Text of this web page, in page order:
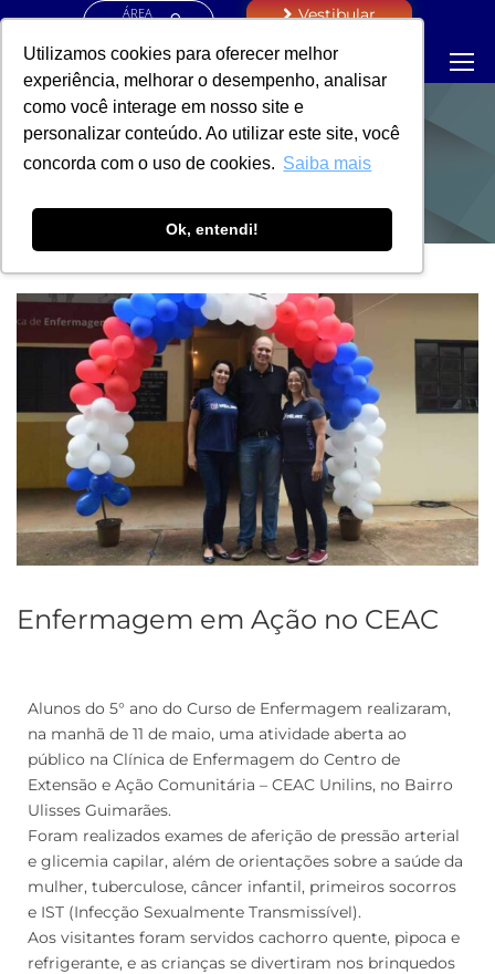
Utilizamos cookies para oferecer melhor
experiência, melhorar o desempenho, analisar
como você interage em nosso site e
personalizar conteúdo. Ao utilizar este site, você
concorda com o uso de cookies. Saiba mais
Ok, entendi!
ÁREA
Vestibular
NOTÍCIAS
Enfermagem em Ação no CEAC
Alunos do 5° ano do Curso de Enfermagem realizaram,
na manhã de 11 de maio, uma atividade aberta ao
público na Clínica de Enfermagem do Centro de
Extensão e Ação Comunitária – CEAC Unilins, no Bairro
Ulisses Guimarães.
Foram realizados exames de aferição de pressão arterial
e glicemia capilar, além de orientações sobre a saúde da
mulher, tuberculose, câncer infantil, primeiros socorros
e IST (Infecção Sexualmente Transmissível).
Aos visitantes foram servidos cachorro quente, pipoca e
refrigerante, e as crianças se divertiram nos brinquedos